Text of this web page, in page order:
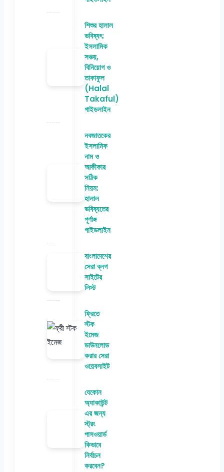
শিশুর হালাল
ভবিষ্যৎ:
ইসলামিক
সঞ্চয়,
বিনিয়োগ ও
তাকাফুল
(Halal
Takaful)
গাইডলাইন
নবজাতকের
ইসলামিক
নাম ও
আকীকার
সঠিক
নিয়ম:
হালাল
ভবিষ্যতের
পূর্ণাঙ্গ
গাইডলাইন
বাংলাদেশের
সেরা ব্লগ
সাইটের
লিস্ট
ফ্রিতে
স্টক
ইমেজ
ডাউনলোড
করার সেরা
ওয়েবসাইট
যেকোন
অ্যাকাউন্ট
এর জন্য
স্ট্রং
পাসওয়ার্ড
কিভাবে
নির্বাচন
করবেন?